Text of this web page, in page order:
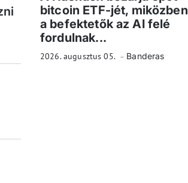
bitcoin ETF-jét, miközben
a befektetők az AI felé
fordulnak...
2026. augusztus 05. Banderas